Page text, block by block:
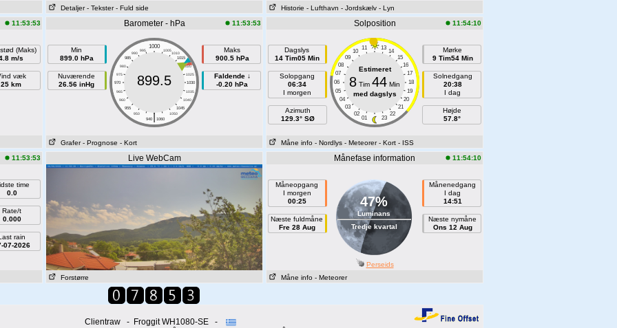
Detaljer - Tekster - Fuld side Historie - Lufthavn - Jordskælv - Lyn
11:53:53
(Maks)
m/s
væk
25 km
Barometer - hPa 11:53:53
Min
899.0 hPa
Nuværende
26.56 inHg
1000
995 1005
990
1010
985
1015
980
1020
975
1025
970
1030
965
1035
960
1040
955
1045
950
1050
|
940 1060
899.5
Maks
900.5 hPa
Faldende ↓
-0.20 hPa
Grafer - Prognose - Kort
Solposition 11:54:10
Dagslys
14 Tim05 Min
Solopgang
06:34
I morgen
Azimuth
129.3° SØ
11 13
10
14
09
15
08
16
07
17
06
18
05
19
04
20
03
21
02
22
01 23
Estimeret
8 Tim 44 Min
med dagslys
Mørke
9 Tim54 Min
Solnedgang
20:38
I dag
Højde
57.8°
Måne info - Nordlys - Meteorer - Kort - ISS
11:53:53
time
0.0
Rate/t
0.000
rain
07-2026
Live WebCam
Forstørre
Månefase information 11:54:10
Måneopgang
I morgen
00:25
Næste fuldmåne
Fre 28 Aug
47%
Luminans
Tredje kvartal
Månenedgang
I dag
14:51
Næste nymåne
Ons 12 Aug
Perseids
Måne info - Meteorer
Clientraw - Froggit WH1080-SE -